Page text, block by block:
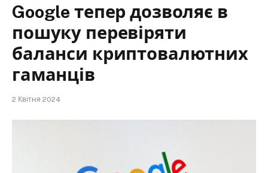
Google тепер дозволяє в
пошуку перевіряти
баланси криптовалютних
гаманців
2 Квітня 2024